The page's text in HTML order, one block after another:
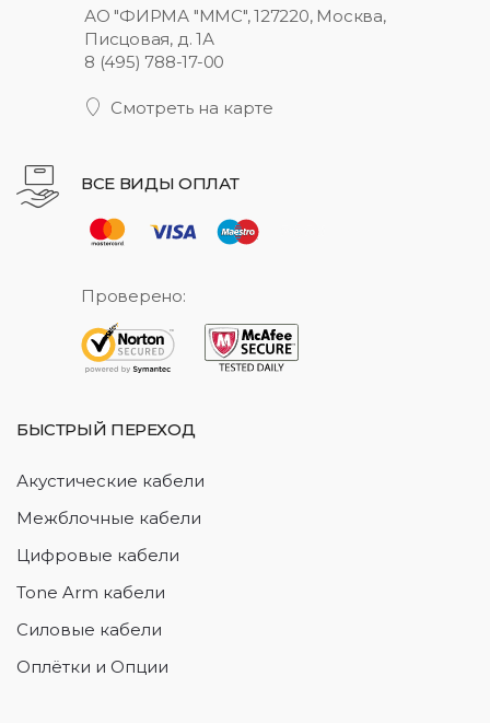
АО "ФИРМА "ММС", 127220, Москва,
Писцовая, д. 1А
8 (495) 788-17-00
Смотреть на карте
ВСЕ ВИДЫ ОПЛАТ
Проверено:
БЫСТРЫЙ ПЕРЕХОД
Акустические кабели
Межблочные кабели
Цифровые кабели
Tone Arm кабели
Силовые кабели
Оплётки и Опции